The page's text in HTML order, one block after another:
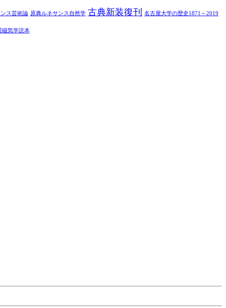
ス芸術論 原典ルネサンス自然学 古典新装復刊 名古屋大学の歴史1871～2019
磁気学読本